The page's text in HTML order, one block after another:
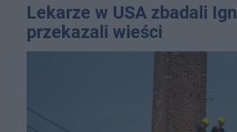
Lekarze w USA zbadali
przekazali wieści